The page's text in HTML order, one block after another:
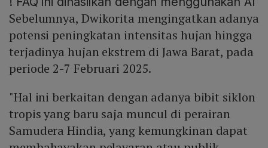
Sebelumnya, Dwikorita mengingatkan adanya
potensi peningkatan intensitas hujan hingga
terjadinya hujan ekstrem di Jawa Barat, pada
periode 2-7 Februari 2025.
"Hal ini berkaitan dengan adanya bibit siklon
tropis yang baru saja muncul di perairan
Samudera Hindia, yang kemungkinan dapat